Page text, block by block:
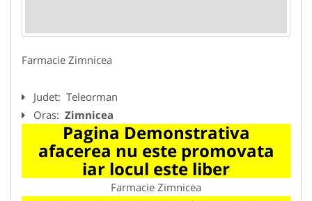
Farmacie Zimnicea
Judet: Teleorman
Oras: Zimnicea
Pagina Demonstrativa
afacerea nu este promovata
iar locul este liber
Farmacie Zimnicea